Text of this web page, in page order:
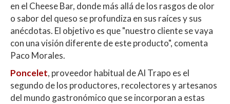
en el Cheese Bar, donde más allá de los rasgos de olor
o sabor del queso se profundiza en sus raíces y sus
anécdotas. El objetivo es que "nuestro cliente se vaya
con una visión diferente de este producto", comenta
Paco Morales.
Poncelet, proveedor habitual de Al Trapo es el
segundo de los productores, recolectores y artesanos
del mundo gastronómico que se incorporan a estas